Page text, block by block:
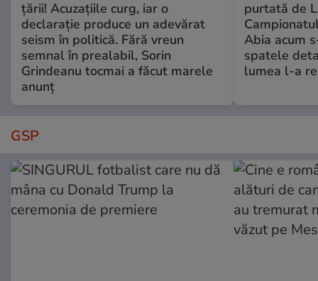
țării! Acuzațiile curg, iar o
declarație produce un adevărat
seism în politică. Fără vreun
semnal în prealabil, Sorin
Grindeanu tocmai a făcut marele
anunț
purtată de
Abia acum
spatele
lumea l-a
GSP